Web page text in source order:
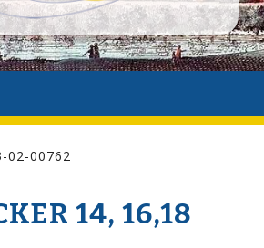
02-00762
14, 16,18